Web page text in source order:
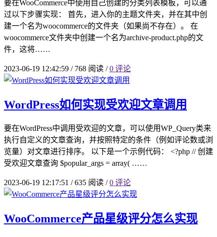
要在WooCommerce中使用自己创建的分类列表模板，可以通
过以下步骤实现： 首先，进入你的主题文件夹，并在其中创
建一个名为woocommerce的文件夹（如果尚不存在）。 在
woocommerce文件夹中创建一个名为archive-product.php的文
件，这将……
2023-06-19 12:42:59 /768 阅读 / 0 评论
WordPress如何实现受欢迎文章调用
要在WordPress中调用受欢迎的文章，可以使用WP_Query类来
执行自定义的文章查询，并按照特定的条件（例如评论数或浏
览量）对文章进行排序。 以下是一个示例代码： <?php // 创建
受欢迎文章查询 $popular_args = array( ……
2023-06-19 12:17:51 /635 阅读 / 0 评论
WooCommerce产品星级评分怎么实现